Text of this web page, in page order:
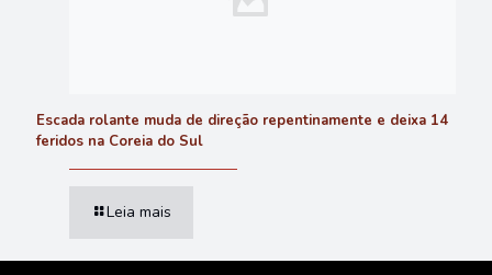
Escada rolante muda de direção repentinamente e deixa 14
feridos na Coreia do Sul
Leia mais